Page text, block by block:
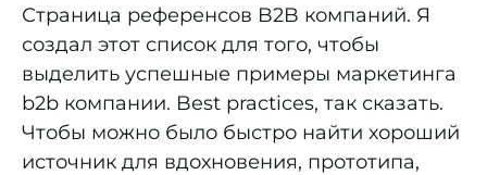
Страница референсов B2B компаний. Я
создал этот список для того, чтобы
выделить успешные примеры маркетинга
b2b компании. Best practices, так сказать.
Чтобы можно было быстро найти хороший
источник для вдохновения, прототипа,